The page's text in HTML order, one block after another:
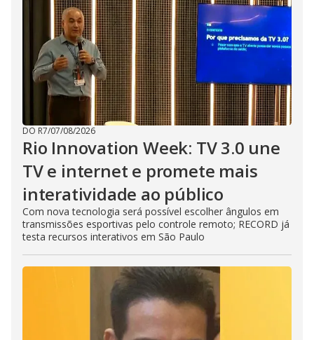
DO R7/07/08/2026
Rio Innovation Week: TV 3.0 une
TV e internet e promete mais
interatividade ao público
Com nova tecnologia será possível escolher ângulos em
transmissões esportivas pelo controle remoto; RECORD já
testa recursos interativos em São Paulo